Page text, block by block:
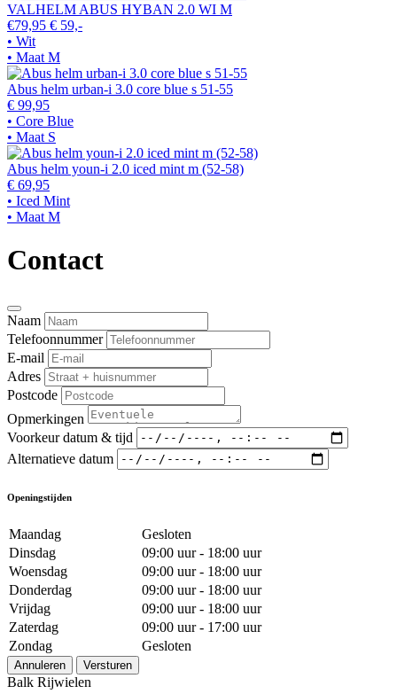
VALHELM ABUS HYBAN 2.0 WI M
€79,95 € 59,-
• Wit
• Maat M
Abus helm urban-i 3.0 core blue s 51-55
€ 99,95
• Core Blue
• Maat S
Abus helm youn-i 2.0 iced mint m (52-58)
€ 69,95
• Iced Mint
• Maat M
Contact
Naam
Telefoonnummer
E-mail
Adres
Postcode
Opmerkingen
Voorkeur datum & tijd
Alternatieve datum
Openingstijden
Maandag
Gesloten
Dinsdag
09:00 uur - 18:00 uur
Woensdag
09:00 uur - 18:00 uur
Donderdag
09:00 uur - 18:00 uur
Vrijdag
09:00 uur - 18:00 uur
Zaterdag
09:00 uur - 17:00 uur
Zondag
Gesloten
Annuleren Versturen
Balk Rijwielen